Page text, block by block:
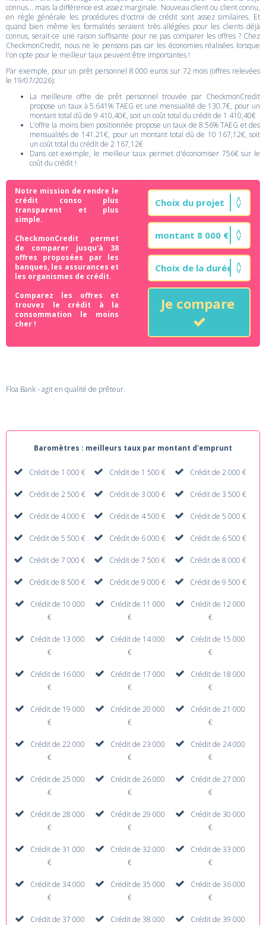
connus... mais la différence est assez marginale. Nouveau client ou client connu,
en règle générale les procédures d'octroi de crédit sont assez similaires. Et
quand bien même les formalités seraient très allégées pour les clients déjà
connus, serait-ce une raison suffisante pour ne pas comparer les offres ? Chez
CheckmonCredit, nous ne le pensons pas car les économies réalisées lorsque
l'on opte pour le meilleur taux peuvent être importantes !
Par exemple, pour un prêt personnel 8 000 euros sur 72 mois (offres relevées
le 19/07/2026):
La meilleure offre de prêt personnel trouvée par CheckmonCredit
propose un taux à 5.641% TAEG et une mensualité de 130.7€, pour un
montant total dû de 9 410,40€, soit un coût total du crédit de 1 410,40€
L'offre la moins bien positionnée propose un taux de 8.56% TAEG et des
mensualités de 141.21€, pour un montant total dû de 10 167,12€, soit
un coût total du crédit de 2 167,12€
Dans cet exemple, le meilleur taux permet d'économiser 756€ sur le
coût du crédit !
Notre mission de rendre le
crédit conso plus
transparent et plus
simple.
CheckmonCredit permet
de comparer jusqu'à 38
offres proposées par les
banques, les assurances et
les organismes de crédit.
Comparez les offres et
trouvez le crédit à la
consommation le moins
cher !
Je compare
Floa Bank - agit en qualité de prêteur.
Baromètres : meilleurs taux par montant d'emprunt
Crédit de 1 000 € Crédit de 1 500 € Crédit de 2 000 €
Crédit de 2 500 € Crédit de 3 000 € Crédit de 3 500 €
Crédit de 4 000 € Crédit de 4 500 € Crédit de 5 000 €
Crédit de 5 500 € Crédit de 6 000 € Crédit de 6 500 €
Crédit de 7 000 € Crédit de 7 500 € Crédit de 8 000 €
Crédit de 8 500 € Crédit de 9 000 € Crédit de 9 500 €
Crédit de 10 000
€
Crédit de 11 000
€
Crédit de 12 000
€
Crédit de 13 000
€
Crédit de 14 000
€
Crédit de 15 000
€
Crédit de 16 000
€
Crédit de 17 000
€
Crédit de 18 000
€
Crédit de 19 000
€
Crédit de 20 000
€
Crédit de 21 000
€
Crédit de 22 000
€
Crédit de 23 000
€
Crédit de 24 000
€
Crédit de 25 000
€
Crédit de 26 000
€
Crédit de 27 000
€
Crédit de 28 000
€
Crédit de 29 000
€
Crédit de 30 000
€
Crédit de 31 000
€
Crédit de 32 000
€
Crédit de 33 000
€
Crédit de 34 000
€
Crédit de 35 000
€
Crédit de 36 000
€
Crédit de 37 000
Crédit de 38 000
Crédit de 39 000